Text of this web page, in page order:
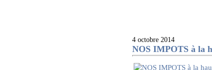
4 octobre 2014
NOS IMPOTS à la